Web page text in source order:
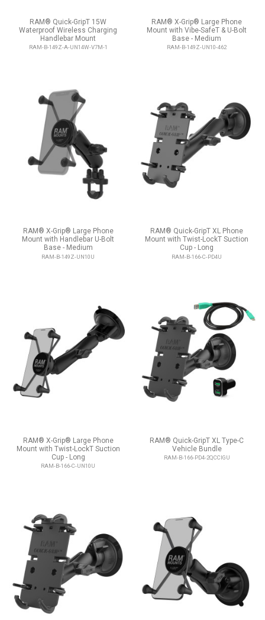
RAM® Quick-GripT 15W
Waterproof Wireless Charging
Handlebar Mount
RAM-B-149Z-A-UN14W-V7M-1
RAM® X-Grip® Large Phone
Mount with Vibe-SafeT & U-Bolt
Base - Medium
RAM-B-149Z-UN10-462
RAM® X-Grip® Large Phone
Mount with Handlebar U-Bolt
Base - Medium
RAM-B-149Z-UN10U
RAM® Quick-GripT XL Phone
Mount with Twist-LockT Suction
Cup - Long
RAM-B-166-C-PD4U
RAM® X-Grip® Large Phone
Mount with Twist-LockT Suction
Cup - Long
RAM-B-166-C-UN10U
RAM® Quick-GripT XL Type-C
Vehicle Bundle
RAM-B-166-PD4-2QCCIGU